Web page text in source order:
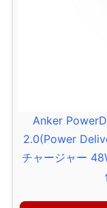
Anker
2.0(Power
チャージャー